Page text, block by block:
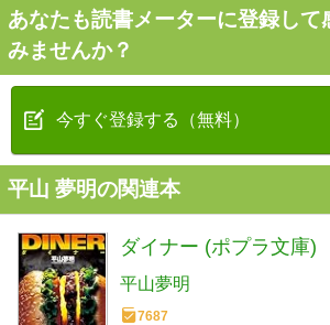
あなたも読書メーターに登録して
みませんか？
今すぐ登録する（無料）
平山 夢明の関連本
ダイナー (ポプラ文庫)
平山夢明
7687